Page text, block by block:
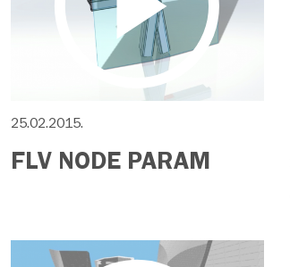
25.02.2015.
FLV NODE PARAM